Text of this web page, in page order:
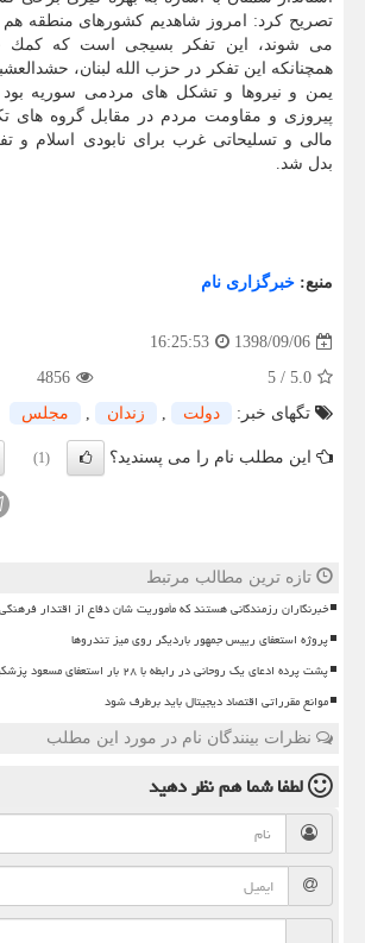
تصریح كرد: امروز شاهدیم كشورهای منطقه هم
می شوند، این تفكر بسیجی است كه كمك
همچنانكه این تفكر در حزب الله لبنان،
یمن و نیروها و تشكل های مردمی سوریه
پیروزی و مقاومت مردم در مقابل گروه های
مالی و تسلیحاتی غرب برای نابودی اسلام و
بدل شد.
منبع: خبرگزاری نام
1398/09/06
16:25:53
5.0
/
5
4856
تگهای خبر:
دولت , زندان , مجلس
این مطلب نام را می پسندید؟ (1)
تازه ترین مطالب مرتبط
خبرنگاران رزمندگانی هستند که مأموریت شان دفاع از اقتدار
پروژه استعفای رییس جمهور باردیگر روی میز تندروها
پشت پرده ادعای یک روحانی در رابطه با ۲۸ بار استعفای مسعود پزشکیان
موانع مقرراتی اقتصاد دیجیتال باید برطرف شود
نظرات بینندگان نام در مورد این مطلب
لطفا شما همنظر دهید